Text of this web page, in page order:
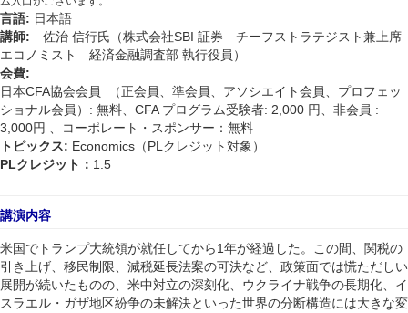
言語: 日本語
講師: 佐治 信行氏（株式会社SBI 証券 チーフストラテジスト兼上席
エコノミスト 経済金融調査部 執行役員）
会費:
日本CFA協会会員
（正会員、準会員、アソシエイト会員、プロフェッ
ショナル会員） : 無料、 CFA プログラム受験者: 2,000 円、非会員 :
3,000円
、コーポレート・スポンサー：無料
トピックス: Economics （ PL クレジット対象）
PLクレジット： 1.5
講演内容
米国でトランプ大統領が就任してから 1 年が経過した。この間、関税の
引き上げ、移民制限、減税延長法案の可決など、政策面では慌ただしい
展開が続いたものの、米中対立の深刻化、ウクライナ戦争の長期化、イ
スラエル・ガザ地区紛争の未解決といった世界の分断構造には大きな変